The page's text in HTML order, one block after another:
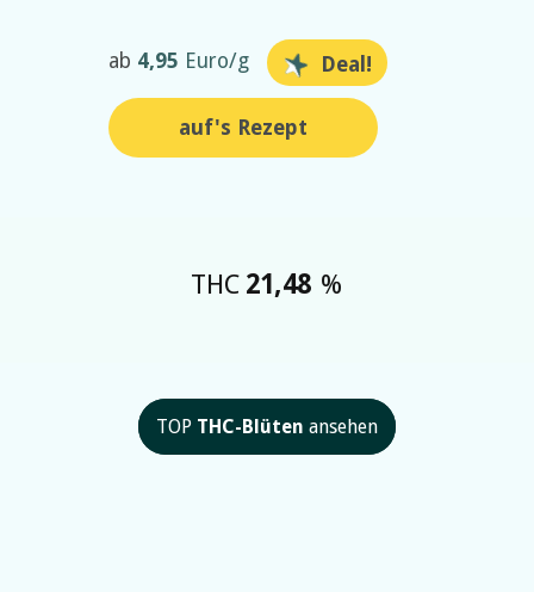
ab 4,95 Euro/g Deal!
auf's Rezept
THC 21,48 %
TOP THC-Blüten ansehen